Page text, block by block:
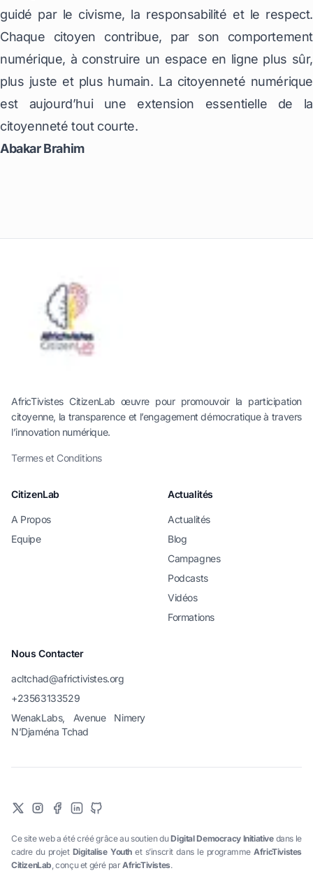
guidé par le civisme, la responsabilité et le respect.
Chaque citoyen contribue, par son comportement
numérique, à construire un espace en ligne plus sûr,
plus juste et plus humain. La citoyenneté numérique
est aujourd’hui une extension essentielle de la
citoyenneté tout courte.
Abakar Brahim
AfricTivistes CitizenLab œuvre pour promouvoir la participation
citoyenne, la transparence et l’engagement démocratique à travers
l’innovation numérique.
Termes et Conditions
CitizenLab
A Propos
Equipe
Actualités
Actualités
Blog
Campagnes
Podcasts
Vidéos
Formations
Nous Contacter
acltchad@africtivistes.org
+23563133529
WenakLabs, Avenue Nimery
N’Djaména Tchad
Ce site web a été créé grâce au soutien duDigital Democracy Initiativedans le
cadre du projet Digitalise Youthet s’inscrit dans le programmeAfricTivistes
CitizenLab, conçu et géré par AfricTivistes.